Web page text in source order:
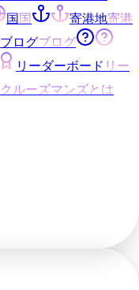
国 国 寄港地寄港
ブログブログ
リーダーボード リー
クルーズマンズとは